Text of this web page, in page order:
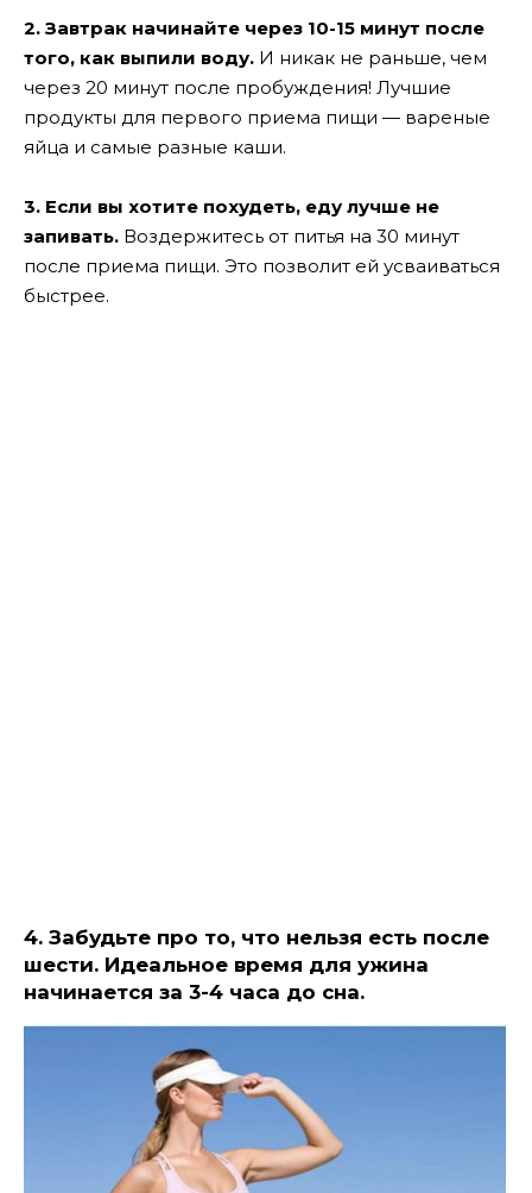
2. Завтрак начинайте через 10-15 минут после
того, как выпили воду. И никак не раньше, чем
через 20 минут после пробуждения! Лучшие
продукты для первого приема пищи — вареные
яйца и самые разные каши.
3. Если вы хотите похудеть, еду лучше не
запивать. Воздержитесь от питья на 30 минут
после приема пищи. Это позволит ей усваиваться
быстрее.
4. Забудьте про то, что нельзя есть после
шести. Идеальное время для ужина
начинается за 3-4 часа до сна.